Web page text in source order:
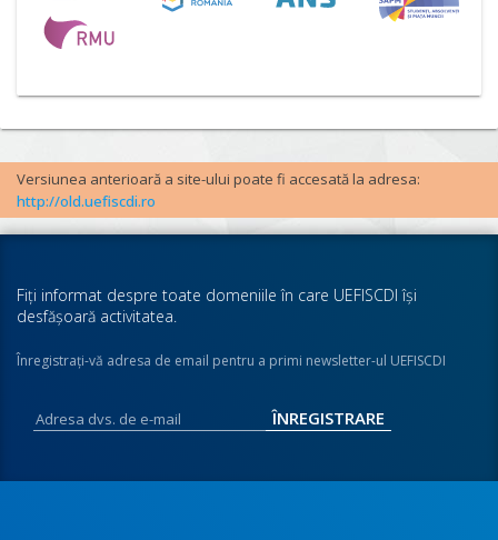
Versiunea anterioară a site-ului poate fi accesată la adresa:
http://old.uefiscdi.ro
Fiţi informat despre toate domeniile în care UEFISCDI îşi
desfăşoară activitatea.
Înregistraţi-vă adresa de email pentru a primi newsletter-ul UEFISCDI